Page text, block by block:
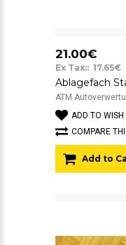
21.00€
Ex Tax:: 17.65€
ATM
ADD TO WISH
COMPARE
Add to